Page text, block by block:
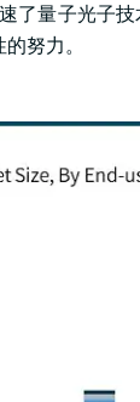
了量子光子
努力。